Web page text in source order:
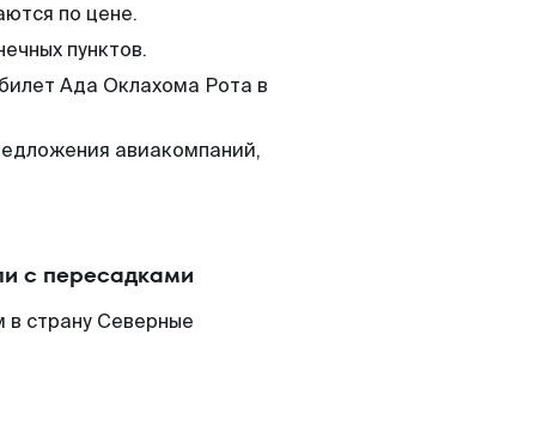
по цене.
пунктов.
Ада Оклахома Рота в
авиакомпаний,
с пересадками
страну Северные